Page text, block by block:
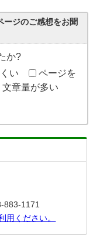
ージのご感想をお聞
か?
い
ページを
文章量が多い
1171
用ください。